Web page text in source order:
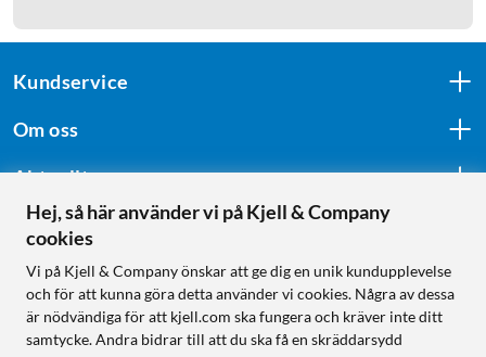
Kundservice
Om oss
Aktuellt
Följ oss
Handla från:
Hej, så här använder vi på Kjell & Company
cookies
Vi på Kjell & Company önskar att ge dig en unik kundupplevelse
och för att kunna göra detta använder vi cookies. Några av dessa
är nödvändiga för att kjell.com ska fungera och kräver inte ditt
samtycke. Andra bidrar till att du ska få en skräddarsydd